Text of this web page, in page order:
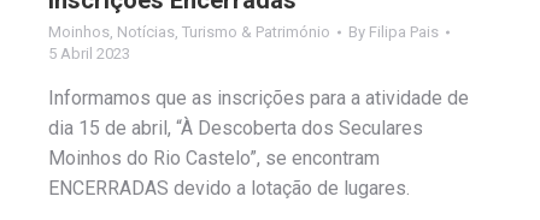
Moinhos Notícias Turismo & Património By Filipa Pais
5 Abril 2023
Informamos que as inscrições para a atividade de
dia 15 de abril, “À Descoberta dos Seculares
Moinhos do Rio Castelo”, se encontram
ENCERRADAS devido a lotação de lugares.